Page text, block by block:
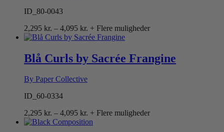
ID_80-0043
2,295 kr. – 4,095 kr. Prisinterval:
2,295 kr.
4,095 kr.
+ Flere muligheder
Blå Curls by Sacrée Frangine
By Paper Collective
ID_60-0334
2,295 kr. – 4,095 kr. Prisinterval:
2,295 kr.
+ Flere muligheder